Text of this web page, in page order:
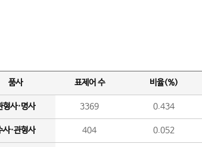
품사 표제어 수 비율(%)
형사·명사 3369 0.434
사·관형사 404 0.052